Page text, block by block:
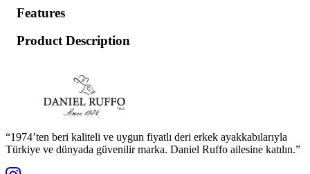
Features
Product Description
“1974’ten beri kaliteli ve uygun fiyatlı deri erkek ayakkabılarıyla
Türkiye ve dünyada güvenilir marka. Daniel Ruffo ailesine katılın.”